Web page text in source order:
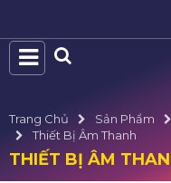
Trang Chủ Sản Phẩm
Thiết Bị Âm Thanh
THIẾT BỊ ÂM